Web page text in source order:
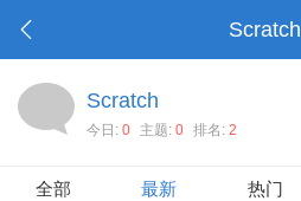
Scratch
Scratch
今日: 0 主题: 0 排名: 2
全部 最新 热门